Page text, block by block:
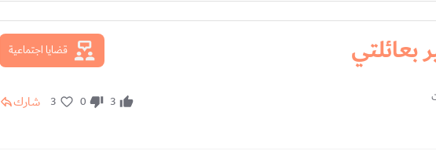
بعائلتي قضايا اجتماعية
3
0
3 شارك